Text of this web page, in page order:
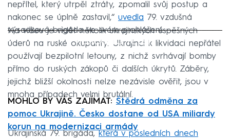
nepřítel, který utrpěl ztráty, zpomalil svůj postup a
nakonec se úplně zastavil,“ uvedla 79. vzdušná
výsadková brigáda ve svém prohlášení.
Failed to fetch
Na videu je vidět několik ukrajinských úspěšných
úderů na ruské okupanty. Ukrajinci k likvidaci nepřátel
používají bezpilotní letouny, z nichž svrhávají bomby
přímo do ruských zákopů či dalších úkrytů. Záběry,
jejichž bližší okolnosti nelze nezávisle ověřit, jsou v
mnoha případech velmi brutální.
MOHLO BY VÁS ZAJÍMAT: Štědrá odměna za
pomoc Ukrajině. Česko dostane od USA miliardy
korun na modernizaci armády
Ukrajinská 79. brigáda, která v posledních dnech